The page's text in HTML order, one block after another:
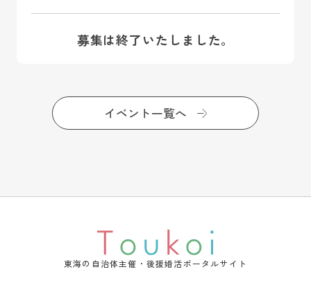
募集は終了いたしました。
イベント一覧へ
東海の自治体主催・後援婚活ポータルサイト